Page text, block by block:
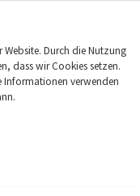
Website. Durch die Nutzung
dass wir Cookies setzen.
Informationen verwenden